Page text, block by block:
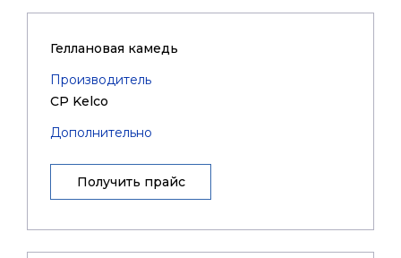
Геллановая камедь
Производитель
CP Kelco
Дополнительно
Получить прайс